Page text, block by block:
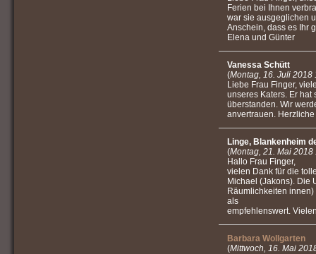
Ferien bei Ihnen
war sie ausgeglichen
Anschein, dass es Ihr
Elena und Günter
Vanessa Schütt
(Montag, 16. Juli 2018
Liebe Frau Finger,
unseres Katers. Er hat
überstanden. Wir
anvertrauen.
Linge, Blankenheim
(Montag, 21. Mai 2018
Hallo Frau Finger,
vielen Dank für die
Michael (Jakons). Die
Räumlichkeiten
als
empfehlenswert.
Barbara Wollgarten
(Mittwoch, 16. Mai